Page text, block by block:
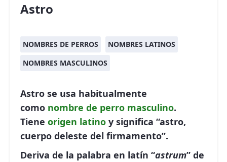
Astro
NOMBRES DE PERROS
NOMBRES LATINOS
NOMBRES MASCULINOS
Astro se usa habitualmente
como nombre de perro masculino.
Tiene origen latino y significa “astro,
cuerpo deleste del firmamento”.
Deriva de la palabra en latín “astrum” de